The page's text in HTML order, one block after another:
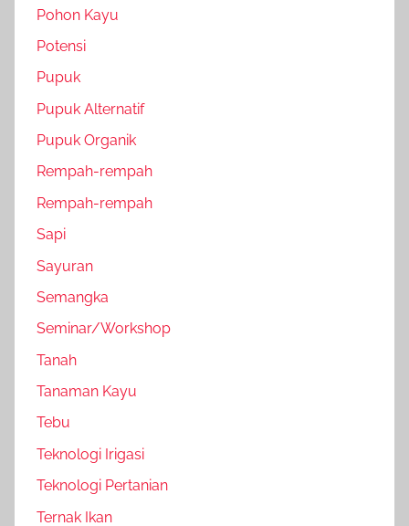
Pohon Kayu
Potensi
Pupuk
Pupuk Alternatif
Pupuk Organik
Rempah-rempah
Rempah-rempah
Sapi
Sayuran
Semangka
Seminar/Workshop
Tanah
Tanaman Kayu
Tebu
Teknologi Irigasi
Teknologi Pertanian
Ternak Ikan